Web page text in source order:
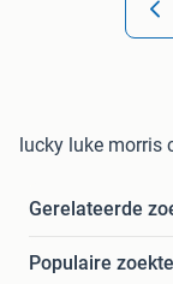
lucky luke morris
Gerelateerde
Populaire